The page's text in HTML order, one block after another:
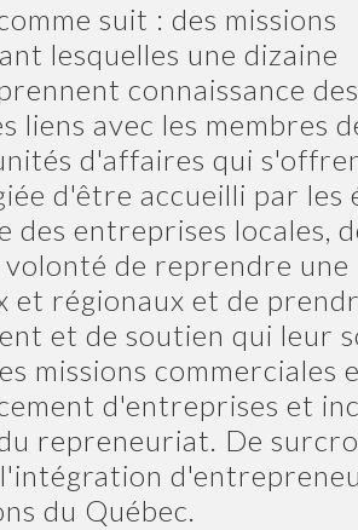
suit : des missions
lesquelles une dizaine
connaissance des
liens avec les membres
d'affaires qui
d'être accueilli par les
entreprises locales,
de reprendre une
et régionaux et de
et de soutien qui leur
missions commerciales
d'entreprises et
repreneuriat. De
du Québec.